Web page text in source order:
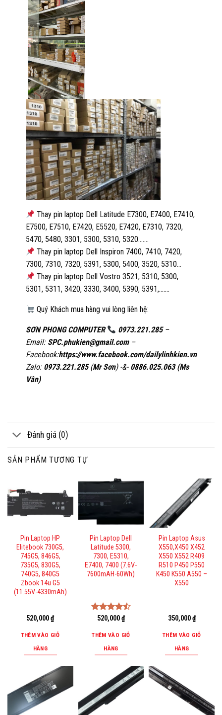
Thay pin laptop Dell Latitude E7300, E7400, E7410,
E7500, E7510, E7420, E5520, E7420, E7310, 7320,
5470, 5480, 3301, 5300, 5310, 5320…….
Thay pin laptop Dell Inspiron 7400, 7410, 7420,
7300, 7310, 7320, 5391, 5300, 5400, 3520, 5310…
Thay pin laptop Dell Vostro 3521, 5310, 5300,
5301, 5311, 3420, 3330, 3400, 5390, 5391,…….
Quý Khách mua hàng vui lòng liên hệ:
SƠN PHONG COMPUTER 0973.221.285–
Email: SPC.phukien@gmail.com –
Facebook:https://www.facebook.com/dailylinhkien.vn
Zalo: 0973.221.285(Mr Sơn) -&- 0886.025.063 (Ms
Vân)
Đánh giá (0)
SẢN PHẨM TƯƠNG TỰ
Pin Laptop HP
Elitebook 730G5,
745G5, 846G5,
735G5, 830G5,
740G5, 840G5
Zbook 14u G5
(11.55V-4330mAh)
520,000₫
THÊM VÀO GIỎ
HÀNG
Pin Laptop Dell
Latitude 5300,
7300, E5310,
E7400, 7400 (7.6V-
7600mAH-60Wh)
Được xếp
5 sao
520,000₫
THÊM VÀO GIỎ
HÀNG
Pin Laptop Asus
X550,X450 X452
X550 X552 R409
R510 P450 P550
K450 K550 A550 –
X550
350,000₫
THÊM VÀO GIỎ
HÀNG